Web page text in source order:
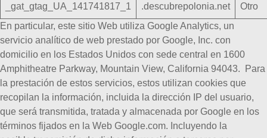
_gat_gtag_UA_141741817_1 .descubrepolonia.net
Otro
En particular, este sitio Web utiliza Google Analytics, un
servicio analítico de web prestado por Google, Inc. con
domicilio en los Estados Unidos con sede central en 1600
Amphitheatre Parkway, Mountain View, California 94043. Para
la prestación de estos servicios, estos utilizan cookies que
recopilan la información, incluida la dirección IP del usuario,
que será transmitida, tratada y almacenada por Google en los
términos fijados en la Web Google.com. Incluyendo la